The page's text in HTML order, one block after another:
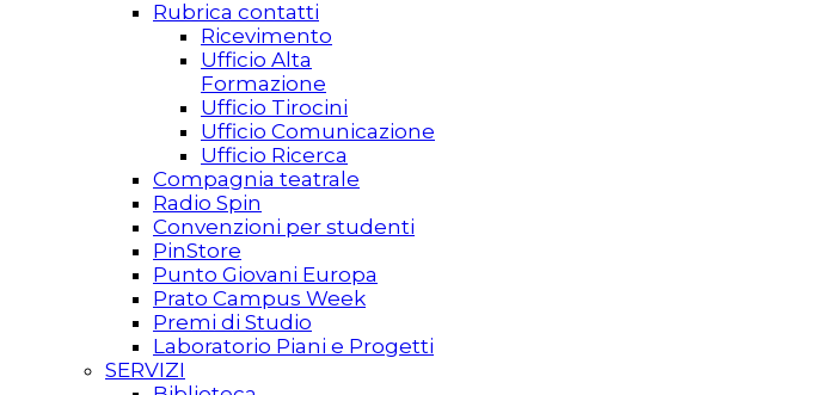
Rubrica contatti
Ricevimento
Ufficio Alta
Formazione
Ufficio Tirocini
Ufficio Comunicazione
Ufficio Ricerca
Compagnia teatrale
Radio Spin
Convenzioni per studenti
PinStore
Punto Giovani Europa
Prato Campus Week
Premi di Studio
Laboratorio Piani e Progetti
SERVIZI